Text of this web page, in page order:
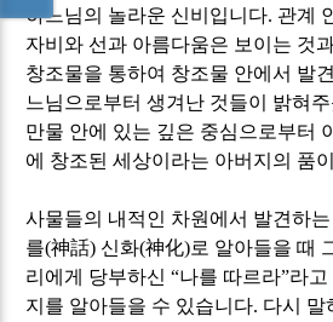
하느님의 놀라운 신비입니다. 관계
자비와 선과 아름다움은 보이는 것
창조물을 통하여 창조물 안에서 발
느님으로부터 생겨난 것들이 밝혀
만물 안에 있는 깊은 중심으로부터
에 창조된 세상이라는 아버지의 품
사물들의 내적인 차원에서 발견하
를(神話) 신화(神化)로 알아들을 때
리에게 당부하신“나를 따르라”라고
지를 알아들을 수 있습니다. 다시